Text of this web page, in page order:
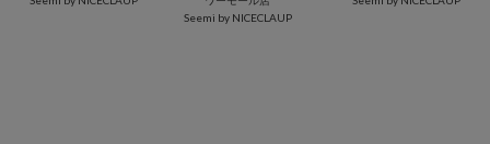
Seemi by NICECLAUP